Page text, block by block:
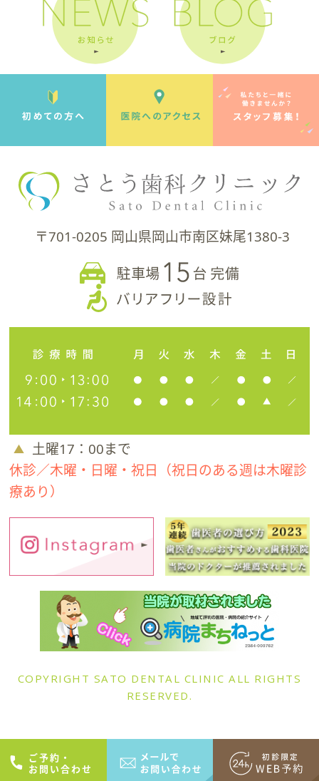
〒701-0205 岡山県岡山市南区妹尾1380-3
土曜17：00まで
休診／木曜・日曜・祝日（祝日のある週は木曜診
療あり）
COPYRIGHT SATO DENTAL CLINIC ALL RIGHTS
RESERVED.
ご予約・
お問い合わせ